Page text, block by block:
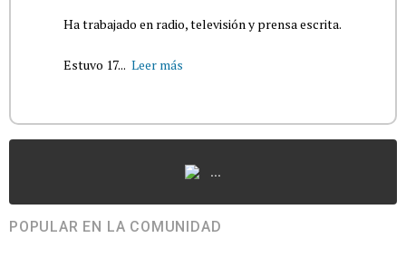
Ha trabajado en radio, televisión y prensa escrita.
Estuvo 17... Leer más
...
POPULAR EN LA COMUNIDAD